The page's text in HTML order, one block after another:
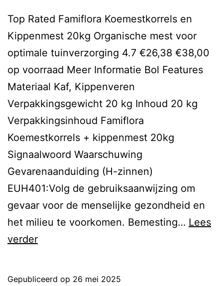
Top Rated Famiflora Koemestkorrels en
Kippenmest 20kg Organische mest voor
optimale tuinverzorging 4.7 €26,38 €38,00
op voorraad Meer Informatie Bol Features
Materiaal Kaf, Kippenveren
Verpakkingsgewicht 20 kg Inhoud 20 kg
Verpakkingsinhoud Famiflora
Koemestkorrels + kippenmest 20kg
Signaalwoord Waarschuwing
Gevarenaanduiding (H-zinnen)
EUH401:Volg de gebruiksaanwijzing om
gevaar voor de menselijke gezondheid en
het milieu te voorkomen. Bemesting… Lees
verderduurzaam
Gepubliceerd op 26 mei 2025